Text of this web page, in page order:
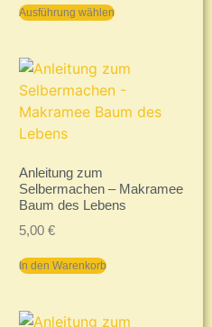
Ausführung wählen
Anleitung zum
Selbermachen – Makramee
Baum des Lebens
5,00 €
In den Warenkorb